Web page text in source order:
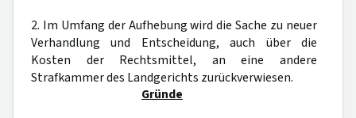
2. Im Umfang der Aufhebung wird die Sache zu neuer
Verhandlung und Entscheidung, auch über die
Kosten der Rechtsmittel, an eine andere
Strafkammer des Landgerichts zurückverwiesen.
Gründe